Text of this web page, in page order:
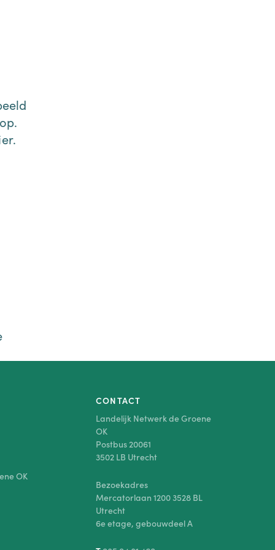
OK
CONTACT
Landelijk Netwerk de Groene
OK
Postbus 20061
3502 LB Utrecht
Bezoekadres
Mercatorlaan 1200 3528 BL
Utrecht
6e etage, gebouwdeel A